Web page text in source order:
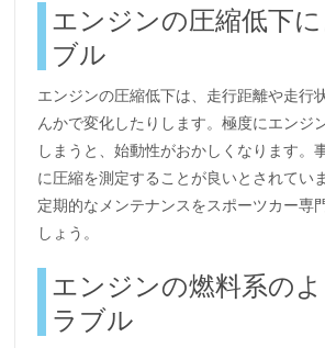
エンジンの圧縮低下
ブル
エンジンの圧縮低下は、走行距離や走行
んかで変化したりします。極度にエンジ
しまうと、始動性がおかしくなります。
に圧縮を測定することが良いとされてい
定期的なメンテナンスをスポーツカー専
しょう。
エンジンの燃料系の
ラブル